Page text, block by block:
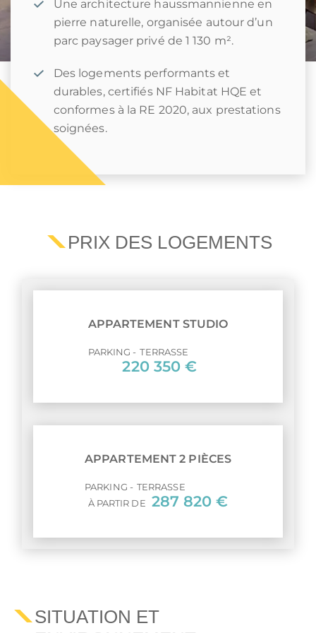
Une architecture haussmannienne en
pierre naturelle, organisée autour d’un
parc paysager privé de 1 130 m².
Des logements performants et
durables, certifiés NF Habitat HQE et
conformes à la RE 2020, aux prestations
soignées.
PRIX DES LOGEMENTS
APPARTEMENT STUDIO
PARKING TERRASSE
220 350 €
APPARTEMENT 2 PIÈCES
PARKING
TERRASSE
À PARTIR DE 287 820 €
SITUATION ET